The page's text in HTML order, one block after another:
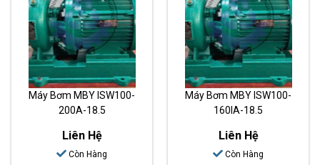
Máy Bơm MBY ISW100-
200A-18.5
Liên Hệ
Còn Hàng
Máy Bơm MBY ISW100-
160IA-18.5
Liên Hệ
Còn Hàng